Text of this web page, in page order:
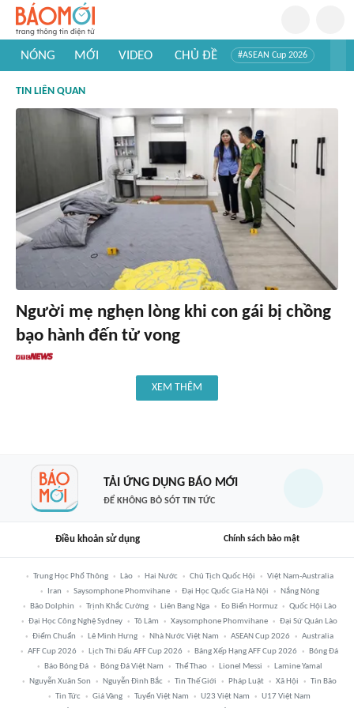
NÓNG MỚI VIDEO CHỦ ĐỀ #ASEAN Cup 2026
#Khám phá Việt Nam
TIN LIÊN QUAN
Người mẹ nghẹn lòng khi con gái bị chồng
bạo hành đến tử vong
XEM THÊM
TẢI ỨNG DỤNG BÁO MỚI
ĐỂ KHÔNG BỎ SÓT TIN TỨC
Điều khoản sử dụng Chính sách bảo mật
Trung Học Phổ Thông Lào Hai Nước Chủ Tịch Quốc Hội
Việt Nam-Australia
Iran
Saysomphone Phomvihane Đại Học Quốc Gia Hà Nội
Nắng Nóng
Bão Dolphin
Trịnh Khắc Cường Liên Bang Nga Eo Biển Hormuz
Quốc Hội Lào
Đại Học Công Nghệ Sydney
Tô Lâm Xaysomphone Phomvihane
Đại Sứ Quán Lào
Điểm Chuẩn
Lê Minh Hưng Nhà Nước Việt Nam ASEAN Cup 2026
Australia
AFF Cup 2026
Lịch Thi Đấu AFF Cup 2026 Bảng Xếp Hạng AFF Cup 2026
Bóng Đá
Báo Bóng Đá
Bóng Đá Việt Nam Thể Thao Lionel Messi
Lamine Yamal
Nguyễn Xuân Son
Nguyễn Đình Bắc Tin Thế Giới Pháp Luật Xã Hội
Tin Bão
Tin Tức
Giá Vàng Tuyển Việt Nam U23 Việt Nam
U17 Việt Nam